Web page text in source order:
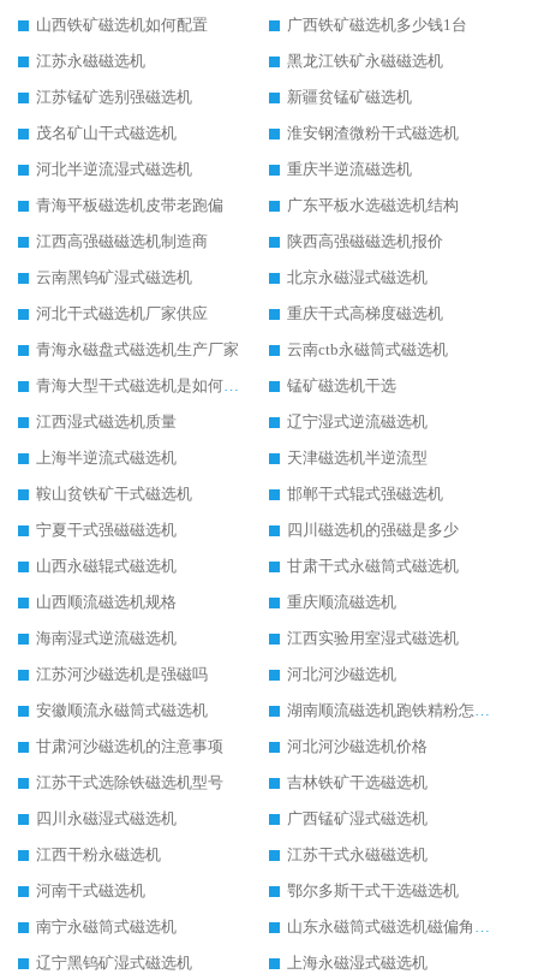
山西铁矿磁选机如何配置
广西铁矿磁选机多少钱1台
江苏永磁磁选机
黑龙江铁矿永磁磁选机
江苏锰矿选别强磁选机
新疆贫锰矿磁选机
茂名矿山干式磁选机
淮安钢渣微粉干式磁选机
河北半逆流湿式磁选机
重庆半逆流磁选机
青海平板磁选机皮带老跑偏
广东平板水选磁选机结构
江西高强磁磁选机制造商
陕西高强磁磁选机报价
云南黑钨矿湿式磁选机
北京永磁湿式磁选机
河北干式磁选机厂家供应
重庆干式高梯度磁选机
青海永磁盘式磁选机生产厂家
云南ctb永磁筒式磁选机
青海大型干式磁选机是如何选矿的
锰矿磁选机干选
江西湿式磁选机质量
辽宁湿式逆流磁选机
上海半逆流式磁选机
天津磁选机半逆流型
鞍山贫铁矿干式磁选机
邯郸干式辊式强磁选机
宁夏干式强磁磁选机
四川磁选机的强磁是多少
山西永磁辊式磁选机
甘肃干式永磁筒式磁选机
山西顺流磁选机规格
重庆顺流磁选机
海南湿式逆流磁选机
江西实验用室湿式磁选机
江苏河沙磁选机是强磁吗
河北河沙磁选机
安徽顺流永磁筒式磁选机
湖南顺流磁选机跑铁精粉怎么处理
甘肃河沙磁选机的注意事项
河北河沙磁选机价格
江苏干式选除铁磁选机型号
吉林铁矿干选磁选机
四川永磁湿式磁选机
广西锰矿湿式磁选机
江西干粉永磁选机
江苏干式永磁磁选机
河南干式磁选机
鄂尔多斯干式干选磁选机
南宁永磁筒式磁选机
山东永磁筒式磁选机磁偏角怎么调整
辽宁黑钨矿湿式磁选机
上海永磁湿式磁选机